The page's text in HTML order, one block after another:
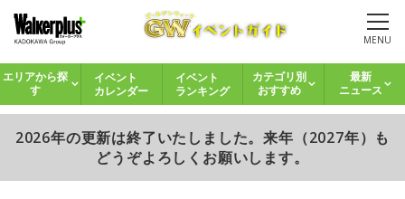
MENU
エリアから探
す
イベント
カレンダー
イベント
ランキング
カテゴリ別
おすすめ
最新
ニュース
2026年の更新は終了いたしました。来年（2027年）も
どうぞよろしくお願いします。